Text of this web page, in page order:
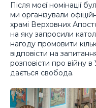
Після моєї номінації
ми організували
храмі Верховних
на яку запросили
нагоду промовити
відповісти на
розповісти про війну
дається свобода.